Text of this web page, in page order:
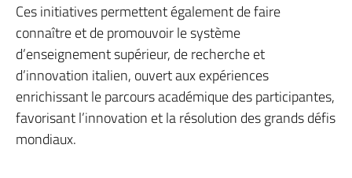
Ces initiatives permettent également de faire
connaître et de promouvoir le système
d’enseignement supérieur, de recherche et
d’innovation italien, ouvert aux expériences
enrichissant le parcours académique des participantes,
favorisant l’innovation et la résolution des grands défis
mondiaux.